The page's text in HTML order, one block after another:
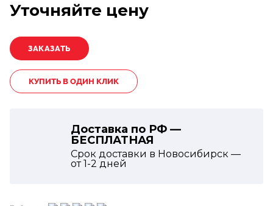
Уточняйте цену
КУПИТЬ В ОДИН КЛИК
Доставка по РФ —
БЕСПЛАТНАЯ
Срок доставки в Новосибирск —
от1-2 дней